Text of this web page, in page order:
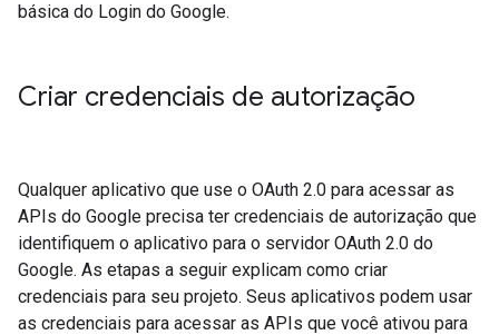
básica do Login do Google.
Criar credenciais de autorização
Qualquer aplicativo que use o OAuth 2.0 para acessar as
APIs do Google precisa ter credenciais de autorização que
identifiquem o aplicativo para o servidor OAuth 2.0 do
Google. As etapas a seguir explicam como criar
credenciais para seu projeto. Seus aplicativos podem usar
as credenciais para acessar as APIs que você ativou para